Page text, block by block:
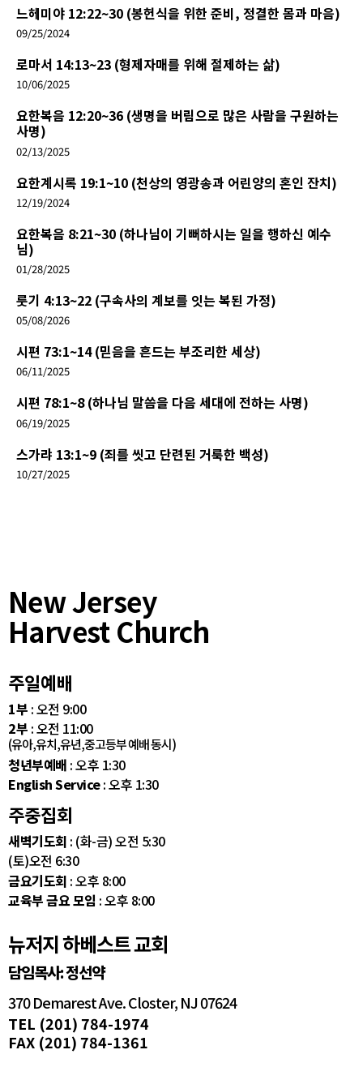
느헤미야 12:22~30 (봉헌식을 위한 준비, 정결한 몸과 마음)
09/25/2024
로마서 14:13~23 (형제자매를 위해 절제하는 삶)
10/06/2025
요한복음 12:20~36 (생명을 버림으로 많은 사람을 구원하는
사명)
02/13/2025
요한계시록 19:1~10 (천상의 영광송과 어린양의 혼인 잔치)
12/19/2024
요한복음 8:21~30 (하나님이 기뻐하시는 일을 행하신 예수
님)
01/28/2025
룻기 4:13~22 (구속사의 계보를 잇는 복된 가정)
05/08/2026
시편 73:1~14 (믿음을 흔드는 부조리한 세상)
06/11/2025
시편 78:1~8 (하나님 말씀을 다음 세대에 전하는 사명)
06/19/2025
스가랴 13:1~9 (죄를 씻고 단련된 거룩한 백성)
10/27/2025
New Jersey
Harvest Church
주일예배
1부 : 오전 9:00
2부 : 오전 11:00
(유아,유치,유년,중고등부 예배 동시)
청년부예배 : 오후 1:30
English Service: 오후 1:30
주중집회
새벽기도회 : (화-금) 오전 5:30
(토)오전 6:30
금요기도회 : 오후 8:00
교육부 금요 모임 : 오후 8:00
뉴저지 하베스트 교회
담임목사: 정선약
370 Demarest Ave. Closter, NJ 07624
TEL (201) 784-1974
FAX (201) 784-1361